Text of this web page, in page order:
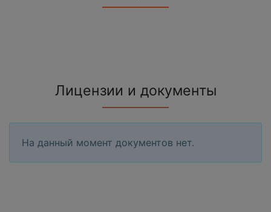
Лицензии и документы
На данный момент документов нет.